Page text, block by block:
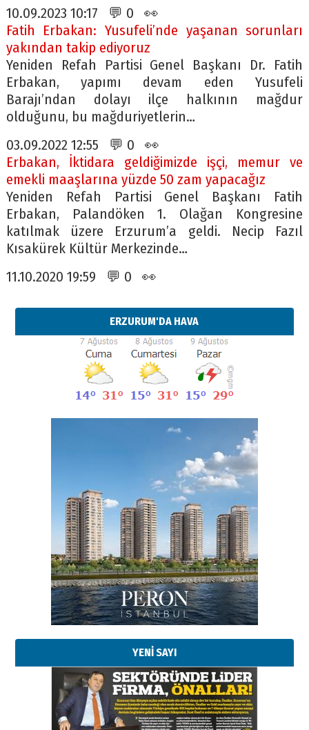
10.09.2023 10:17 💬 0 👀
Fatih Erbakan: Yusufeli’nde yaşanan sorunları
yakından takip ediyoruz
Yeniden Refah Partisi Genel Başkanı Dr. Fatih
Erbakan, yapımı devam eden Yusufeli
Barajı’ndan dolayı ilçe halkının mağdur
olduğunu, bu mağduriyetlerin…
03.09.2022 12:55 💬 0 👀
Erbakan, İktidara geldiğimizde işçi, memur ve
emekli maaşlarına yüzde 50 zam yapacağız
Yeniden Refah Partisi Genel Başkanı Fatih
Erbakan, Palandöken 1. Olağan Kongresine
katılmak üzere Erzurum’a geldi. Necip Fazıl
Kısakürek Kültür Merkezinde…
11.10.2020 19:59 💬 0 👀
ERZURUM'DA HAVA
YENİ SAYI
Esat BİNDESEN
Başkan Sekmen’den Erzurum’a
bir vizyon proje daha!
02 Ağustos 2026 Pazar
Kadir SABUNCUOĞLU
Erzurumspor’un köşe taşları
29 Haziran 2026 Pazartesi
Kenan GÜLERCİ
Murat Şahsuvaroğlu ERKON’da
çıtayı yukarı taşırken,
yönetimdekiler aşağı
çekmemeli!
17 Şubat 2026 SalıOrhan BOZKURT